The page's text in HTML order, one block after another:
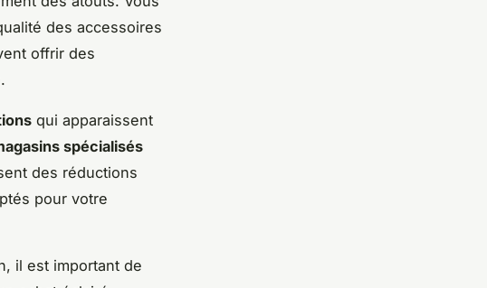
des accessoires
offrir des
qui apparaissent
spécialisés
des réductions
pour votre
il est important de